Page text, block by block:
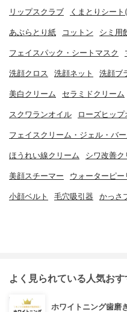
リップスクラブ くまとりシー
あぶらとり紙 コットン シミ用
フェイスパック・シートマスク
洗顔クロス 洗顔ネット 洗顔ブ
美白クリーム セラミドクリーム
スクワランオイル ローズヒップ
フェイスクリーム・ジェル・バ
ほうれい線クリーム シワ改善ク
美顔スチーマー ウォーターピー
小顔ベルト 毛穴吸引器 かっさ
よく見られている人気お
ホワイトニング歯磨